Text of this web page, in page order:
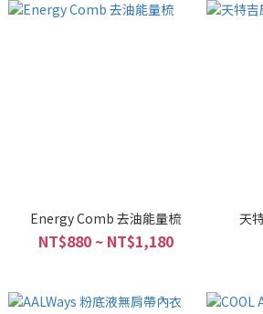
Energy Comb 去油能量梳
NT$880 ~ NT$1,180
天